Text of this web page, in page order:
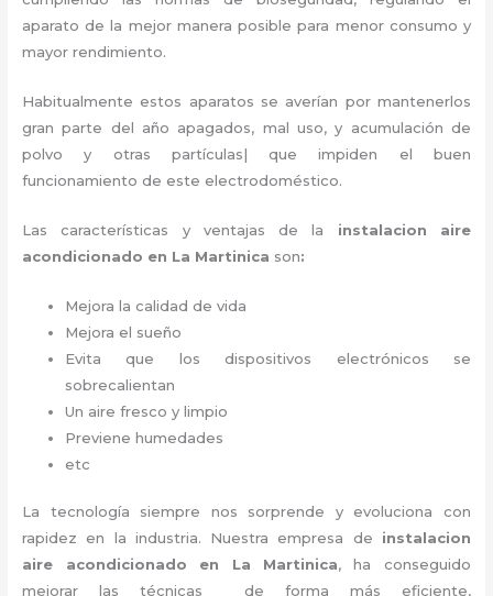
aparato de la mejor manera posible para menor consumo y
mayor rendimiento.
Habitualmente estos aparatos se averían por mantenerlos
gran parte del año apagados, mal uso, y acumulación de
polvo y otras partículas| que impiden el buen
funcionamiento de este electrodoméstico.
Las características y ventajas de la instalacion aire
acondicionado en La Martinica son:
Mejora la calidad de vida
Mejora el sueño
Evita que los dispositivos electrónicos se
sobrecalientan
Un aire fresco y limpio
Previene humedades
etc
La tecnología siempre nos sorprende y evoluciona con
rapidez en la industria. Nuestra empresa de instalacion
aire acondicionado en La Martinica, ha conseguido
mejorar las técnicas de forma más eficiente,